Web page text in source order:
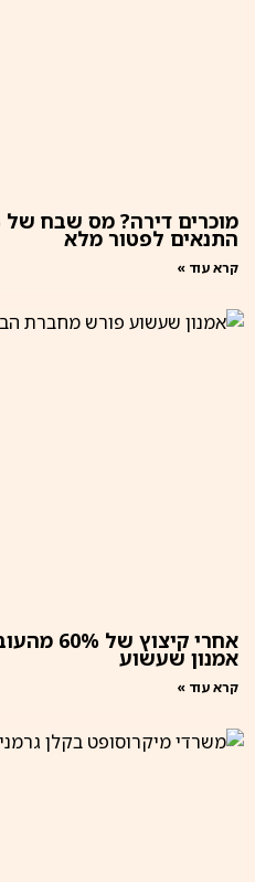
התנאים לפטור מלא
קרא עוד »
אחרי
אמנון שעשוע
קרא עוד »